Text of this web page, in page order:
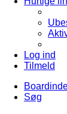
Log ind
Tilmeld
Søg